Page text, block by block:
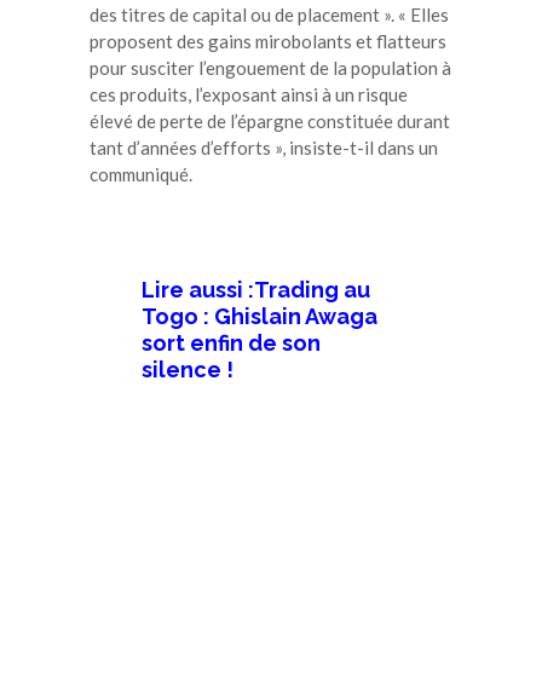
des titres de capital ou de placement ». « Elles
proposent des gains mirobolants et flatteurs
pour susciter l’engouement de la population à
ces produits, l’exposant ainsi à un risque
élevé de perte de l’épargne constituée durant
tant d’années d’efforts », insiste-t-il dans un
communiqué.
Lire aussi :Trading au
Togo : Ghislain Awaga
sort enfin de son
silence !